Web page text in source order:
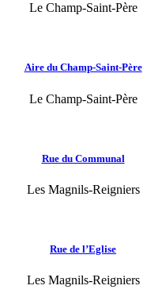
Le Champ-Saint-Père
Aire du Champ-Saint-Père
Le Champ-Saint-Père
Rue du Communal
Les Magnils-Reigniers
Rue de l’Eglise
Les Magnils-Reigniers